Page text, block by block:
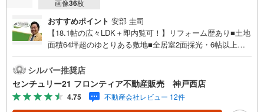
画像36枚
おすすめポイント 安部 圭司
【18.1帖の広々LDK＋即内覧可！】リフォーム歴あり■土地
面積64坪超のゆとりある敷地■全居室2面採光・6帖以上の
徴・RC造の独立車庫付、大切なお車を雨風から守ります・
前面道路は幅員約6mあり、お車の出し入れもスムーズ・2
部屋の和室は来客やお子様の遊び場としても便利・第一種
低層住居専用地域内の閑静な住宅街 立地・神戸市立塩屋北
シルバー推奨店
センチュリー21 フロンティア不動産販売 神戸西店
4.75 不動産会社レビュー 12件